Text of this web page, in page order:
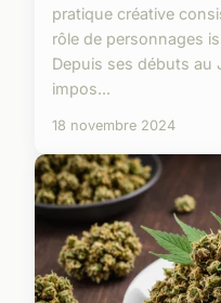
pratique créative
rôle de personnages
Depuis ses débuts au
impos...
18 novembre 2024